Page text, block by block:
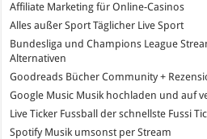
Affiliate Marketing für Online-Casinos
Alles außer SportTäglicher Live Sport
Bundesliga und Champions League
Alternativen
Goodreads Bücher Community +
Google Music Musik hochladen und auf
Live Ticker Fussball
der schnellste Fussi
SpotifyMusik umsonst per Stream